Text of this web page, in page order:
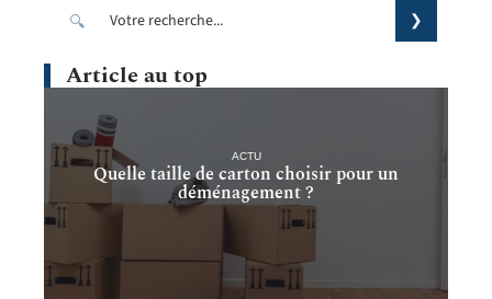
Article au top
ACTU
Quelle taille de carton choisir pour un
déménagement ?